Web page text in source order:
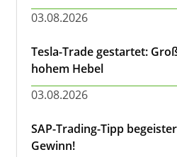
03.08.2026
Tesla-Trade gestartet:
hohem Hebel
03.08.2026
SAP-Trading-Tipp
Gewinn!